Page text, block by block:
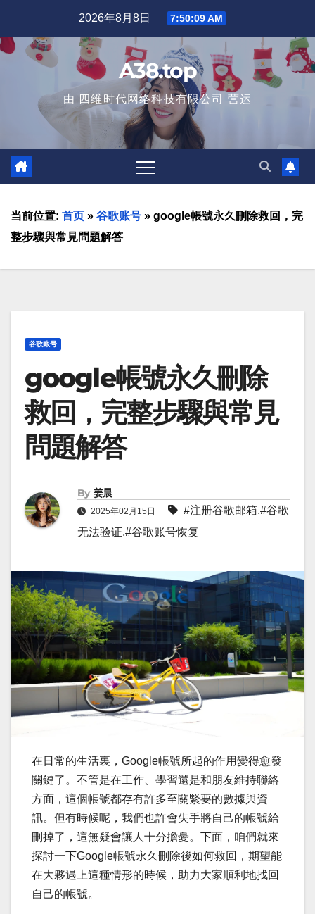
2026年8月8日 7:50:11 AM
A38.top
由 四维时代网络科技有限公司 营运
当前位置: 首页 » 谷歌账号 » google帳號永久刪除救回，完
整步驟與常見問題解答
谷歌账号
google帳號永久刪除
救回，完整步驟與常見
問題解答
By 姜晨
2025年02月15日 #注册谷歌邮箱,#谷歌
无法验证,#谷歌账号恢复
在日常的生活裏，Google帳號所起的作用變得愈發
關鍵了。不管是在工作、學習還是和朋友維持聯絡
方面，這個帳號都存有許多至關緊要的數據與資
訊。但有時候呢，我們也許會失手將自己的帳號給
刪掉了，這無疑會讓人十分擔憂。下面，咱們就來
探討一下Google帳號永久刪除後如何救回，期望能
在大夥遇上這種情形的時候，助力大家順利地找回
自己的帳號。